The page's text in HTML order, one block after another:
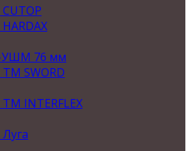
УШМ 76 мм
SWORD
INTERFLEX